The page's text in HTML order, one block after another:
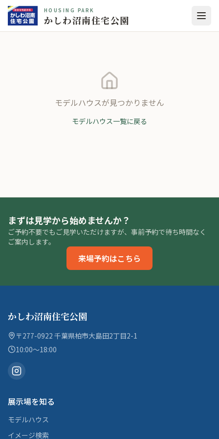
HOUSING PARK
かしわ沼南住宅公園
モデルハウスが見つかりません
モデルハウス一覧に戻る
まずは見学から始めませんか？
ご予約不要でもご見学いただけますが、事前予約で待ち時間なく
ご案内します。
来場予約はこちら
かしわ沼南住宅公園
〒277-0922 千葉県柏市大島田2丁目2-1
10:00〜18:00
展示場を知る
モデルハウス
イメージ検索